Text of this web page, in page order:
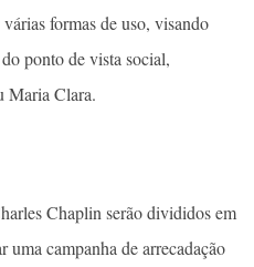
formas de uso, visando
ponto de vista social,
Maria Clara.
Chaplin serão divididos em
uma campanha de arrecadação